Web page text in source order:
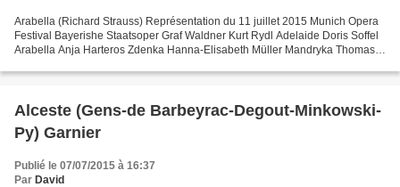
Arabella (Richard Strauss) Représentation du 11 juillet 2015 Munich Opera
Festival Bayerishe Staatsoper Graf Waldner Kurt Rydl Adelaide Doris Soffel
Arabella Anja Harteros Zdenka Hanna-Elisabeth Müller Mandryka Thomas J.
Alceste (Gens-de Barbeyrac-Degout-Minkowski-
Py) Garnier
Publié le 07/07/2015 à 16:37
Par David